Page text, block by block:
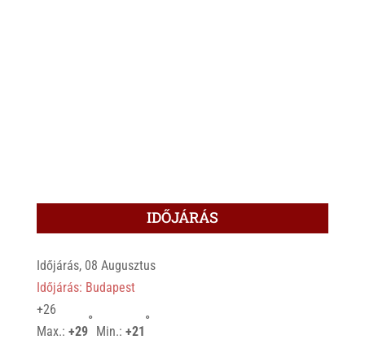
IDŐJÁRÁS
Időjárás, 08 Augusztus
Időjárás: Budapest
+26
Max.: +29
°
Min.: +21
°